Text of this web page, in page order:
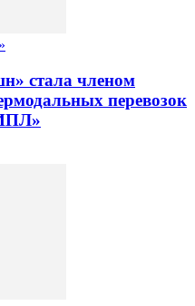
стала членом
перевозок